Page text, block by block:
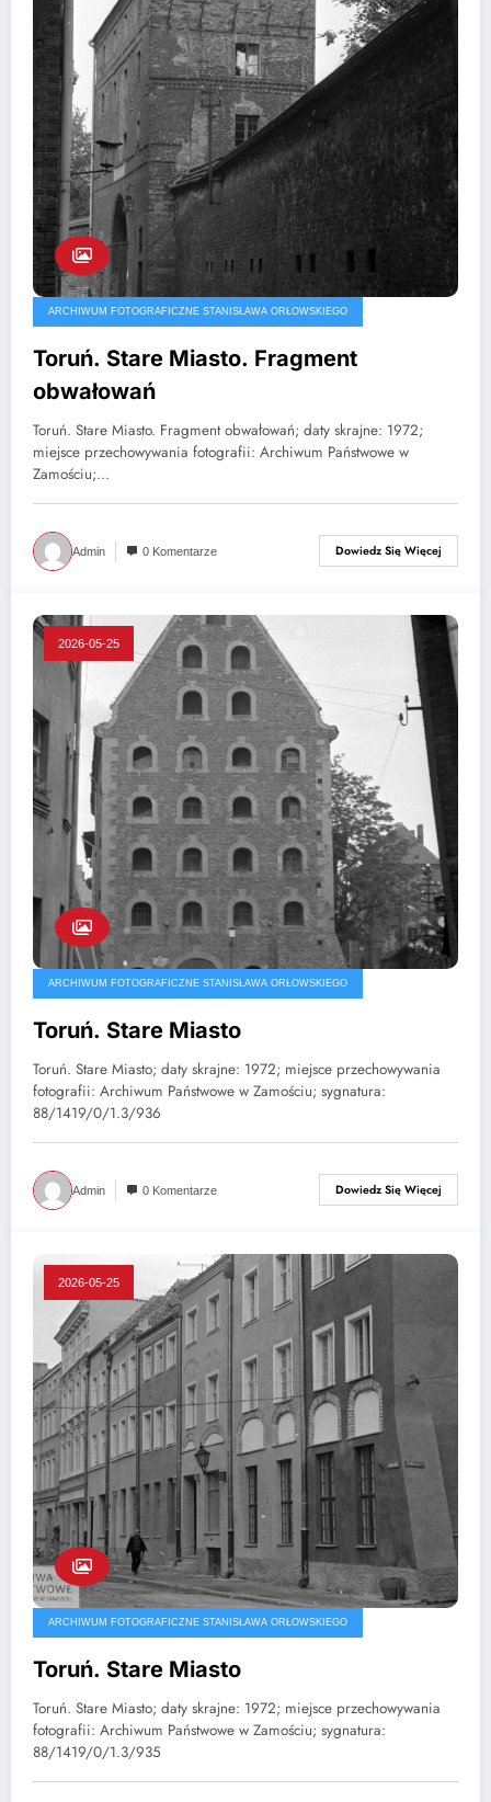
ARCHIWUM FOTOGRAFICZNE STANISŁAWA ORŁOWSKIEGO
Toruń. Stare Miasto. Fragment
obwałowań
Toruń. Stare Miasto. Fragment obwałowań; daty skrajne: 1972;
miejsce przechowywania fotografii: Archiwum Państwowe w
Zamościu;…
Admin 0 Komentarze Dowiedz Się Więcej
2026-05-25
ARCHIWUM FOTOGRAFICZNE STANISŁAWA ORŁOWSKIEGO
Toruń. Stare Miasto
Toruń. Stare Miasto; daty skrajne: 1972; miejsce przechowywania
fotografii: Archiwum Państwowe w Zamościu; sygnatura:
88/1419/0/1.3/936
Admin 0 Komentarze Dowiedz Się Więcej
2026-05-25
ARCHIWUM FOTOGRAFICZNE STANISŁAWA ORŁOWSKIEGO
Toruń. Stare Miasto
Toruń. Stare Miasto; daty skrajne: 1972; miejsce przechowywania
fotografii: Archiwum Państwowe w Zamościu; sygnatura:
88/1419/0/1.3/935